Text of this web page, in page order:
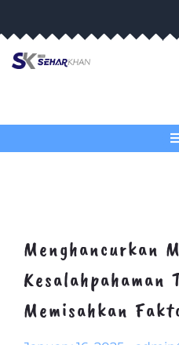
Menghancurkan
Kesalahpahaman
Memisahkan